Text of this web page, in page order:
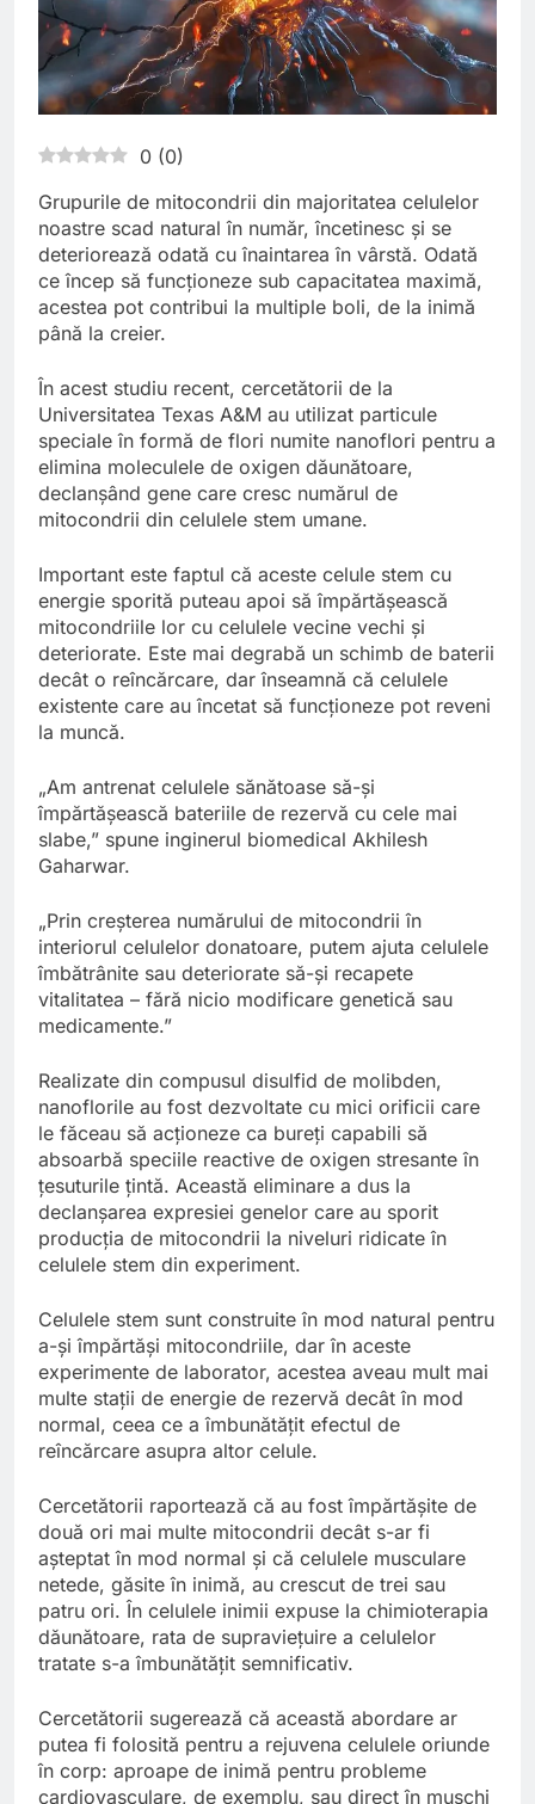
0 (0)
Grupurile de mitocondrii din majoritatea celulelor
noastre scad natural în număr, încetinesc și se
deteriorează odată cu înaintarea în vârstă. Odată
ce încep să funcționeze sub capacitatea maximă,
acestea pot contribui la multiple boli, de la inimă
până la creier.
În acest studiu recent, cercetătorii de la
Universitatea Texas A&M au utilizat particule
speciale în formă de flori numite nanoflori pentru a
elimina moleculele de oxigen dăunătoare,
declanșând gene care cresc numărul de
mitocondrii din celulele stem umane.
Important este faptul că aceste celule stem cu
energie sporită puteau apoi să împărtășească
mitocondriile lor cu celulele vecine vechi și
deteriorate. Este mai degrabă un schimb de baterii
decât o reîncărcare, dar înseamnă că celulele
existente care au încetat să funcționeze pot reveni
la muncă.
„Am antrenat celulele sănătoase să-și
împărtășească bateriile de rezervă cu cele mai
slabe,” spune inginerul biomedical Akhilesh
Gaharwar.
„Prin creșterea numărului de mitocondrii în
interiorul celulelor donatoare, putem ajuta celulele
îmbătrânite sau deteriorate să-și recapete
vitalitatea – fără nicio modificare genetică sau
medicamente.”
Realizate din compusul disulfid de molibden,
nanoflorile au fost dezvoltate cu mici orificii care
le făceau să acționeze ca bureți capabili să
absoarbă speciile reactive de oxigen stresante în
țesuturile țintă. Această eliminare a dus la
declanșarea expresiei genelor care au sporit
producția de mitocondrii la niveluri ridicate în
celulele stem din experiment.
Celulele stem sunt construite în mod natural pentru
a-și împărtăși mitocondriile, dar în aceste
experimente de laborator, acestea aveau mult mai
multe stații de energie de rezervă decât în mod
normal, ceea ce a îmbunătățit efectul de
reîncărcare asupra altor celule.
Cercetătorii raportează că au fost împărtășite de
două ori mai multe mitocondrii decât s-ar fi
așteptat în mod normal și că celulele musculare
netede, găsite în inimă, au crescut de trei sau
patru ori. În celulele inimii expuse la chimioterapia
dăunătoare, rata de supraviețuire a celulelor
tratate s-a îmbunătățit semnificativ.
Cercetătorii sugerează că această abordare ar
putea fi folosită pentru a rejuvena celulele oriunde
în corp: aproape de inimă pentru probleme
cardiovasculare, de exemplu, sau direct în mușchi